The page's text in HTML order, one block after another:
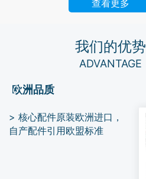
查看更多
我们的优势
ADVANTAGE
欧洲品质
> 核心配件原装欧洲进口，
自产配件引用欧盟标准
01